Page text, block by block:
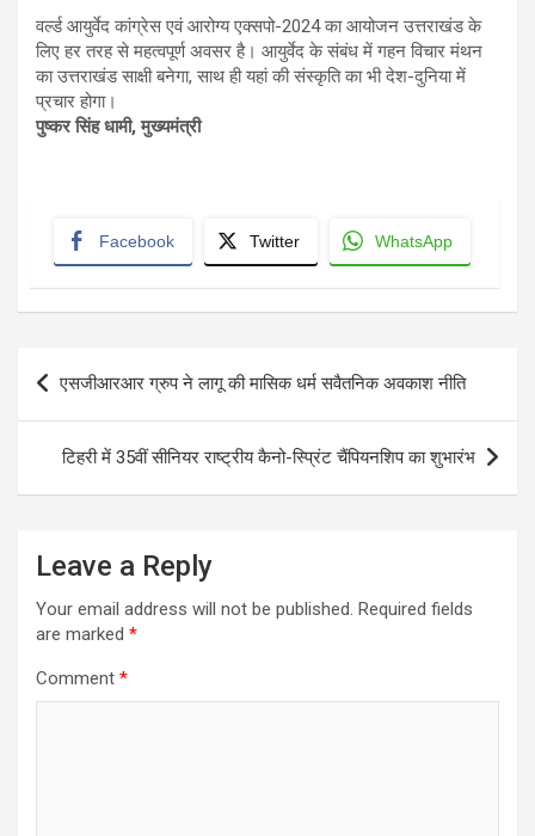
वर्ल्ड आयुर्वेद कांग्रेस एवं आरोग्य एक्सपो-2024 का आयोजन उत्तराखंड के
लिए हर तरह से महत्वपूर्ण अवसर है। आयुर्वेद के संबंध में गहन विचार मंथन
का उत्तराखंड साक्षी बनेगा, साथ ही यहां की संस्कृति का भी देश-दुनिया में
प्रचार होगा।
पुष्कर सिंह धामी,मुख्यमंत्री
Facebook Twitter WhatsApp
Post
navigation
एसजीआरआर ग्रुप ने लागू की मासिक धर्म सवैतनिक अवकाश नीति
टिहरी में 35वीं सीनियर राष्ट्रीय कैनो-स्प्रिंट चैंपियनशिप का शुभारंभ
Leave a Reply
Your email address will not be published. Required fields
are marked *
Comment *